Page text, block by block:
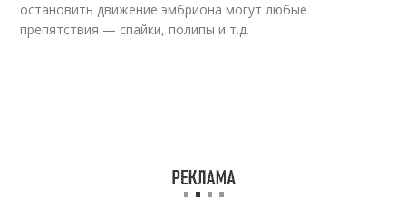
остановить движение эмбриона могут любые
препятствия — спайки, полипы и т.д.